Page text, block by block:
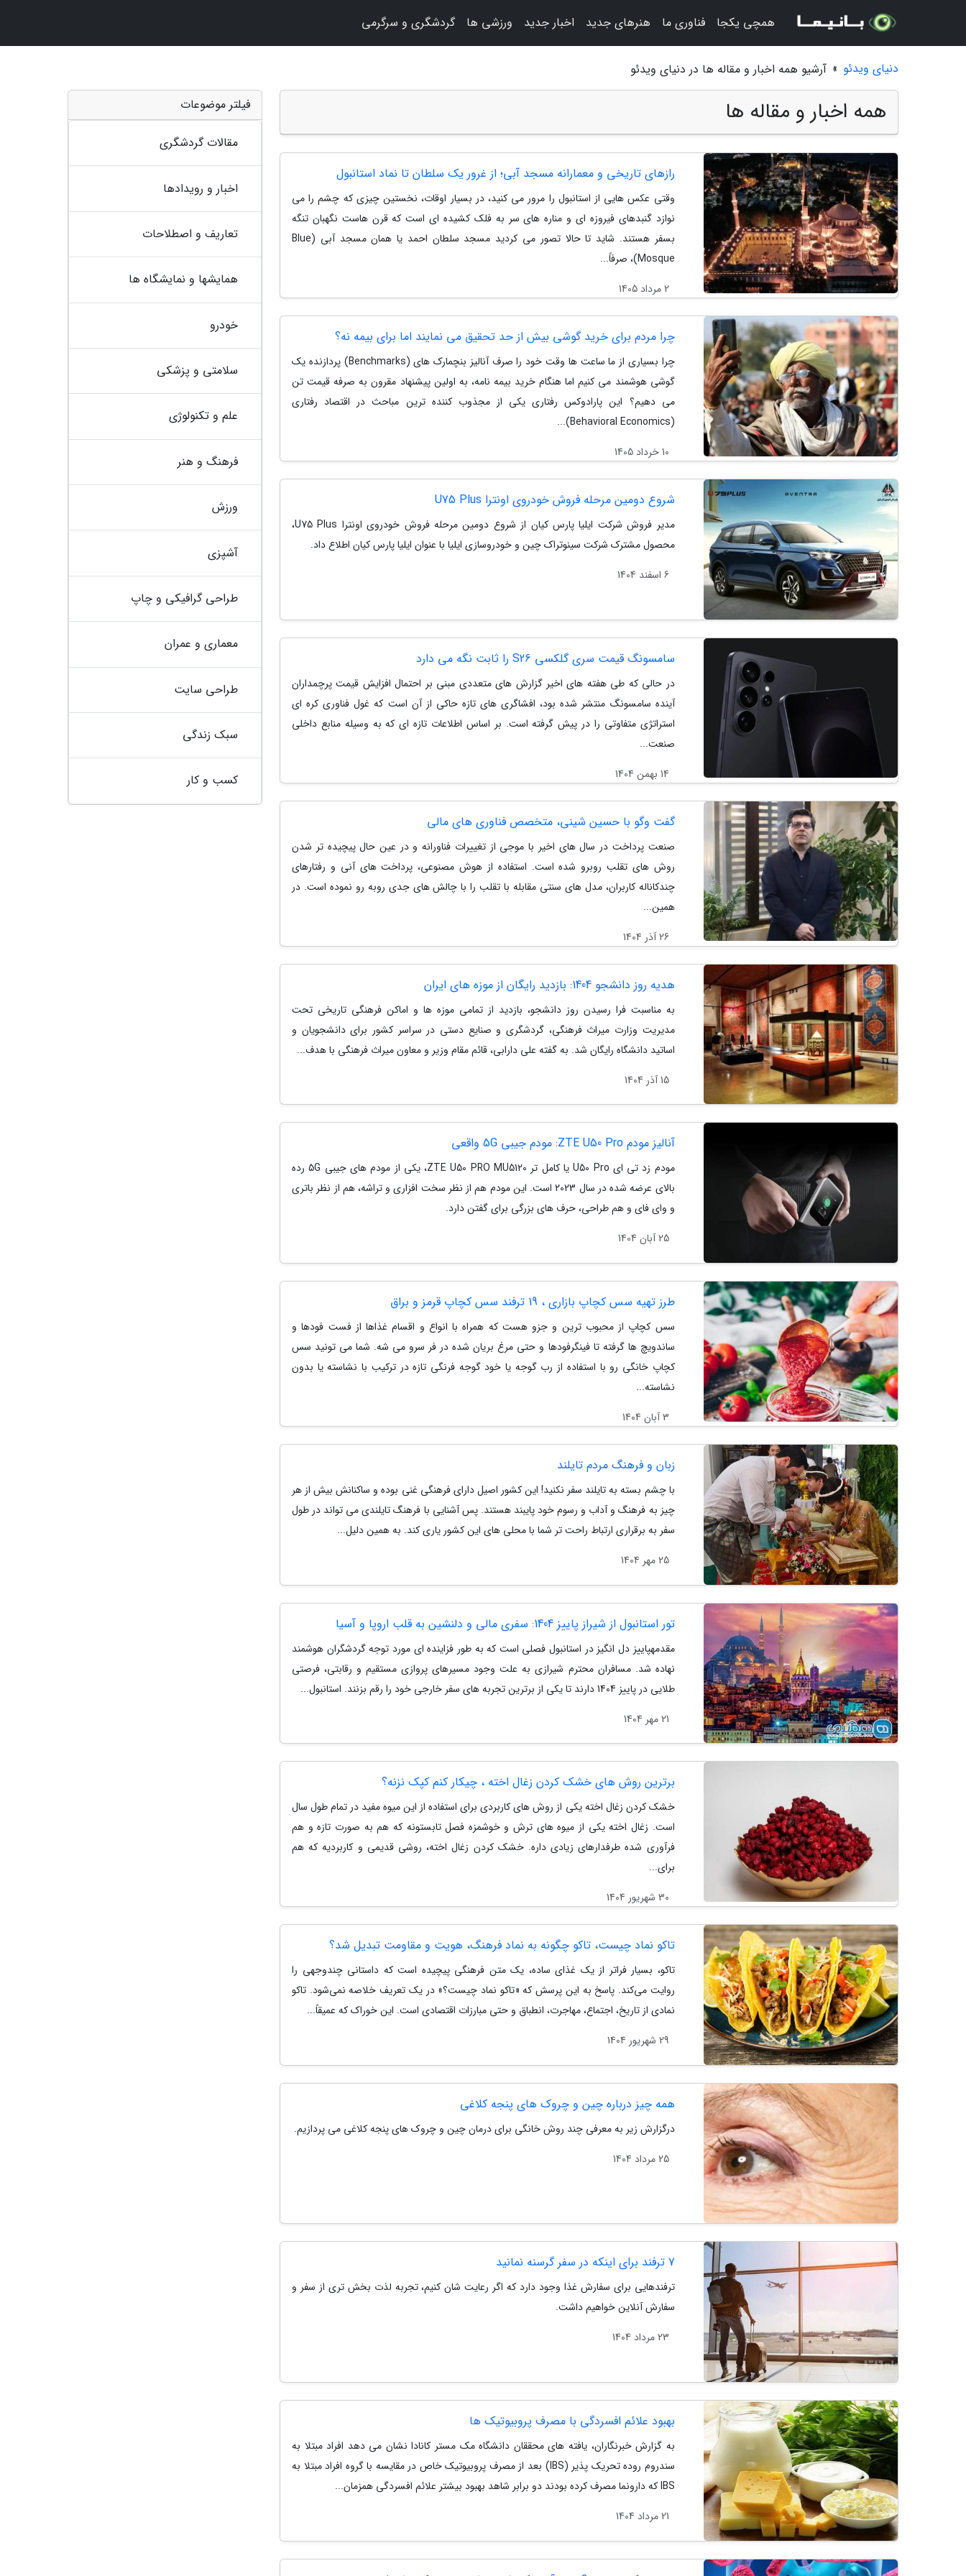
دنیای ویدئو » آرشیو همه اخبار و مقاله ها در دنیای ویدئو
همه اخبار و مقاله ها
رازهای تاریخی و معمارانه مسجد آبی؛ از غرور یک سلطان تا نماد استانبول
وقتی عکس هایی از استانبول را مرور می کنید، در بسیار اوقات، نخستین چیزی که چشم را می
نوازد گنبدهای فیروزه ای و مناره های سر به فلک کشیده ای است که قرن هاست نگهبان تنگه
بسفر هستند. شاید تا حالا تصور می کردید مسجد سلطان احمد یا همان مسجد آبی (Blue
Mosque)، صرفاً...
2 مرداد 1405
چرا مردم برای خرید گوشی بیش از حد تحقیق می نمایند اما برای بیمه نه؟
چرا بسیاری از ما ساعت ها وقت خود را صرف آنالیز بنچمارک های (Benchmarks) پردازنده یک
گوشی هوشمند می کنیم اما هنگام خرید بیمه نامه، به اولین پیشنهاد مقرون به صرفه قیمت تن
می دهیم؟ این پارادوکس رفتاری یکی از مجذوب کننده ترین مباحث در اقتصاد رفتاری
(Behavioral Economics)...
10 خرداد 1405
شروع دومین مرحله فروش خودروی اونترا U75 Plus
مدیر فروش شرکت ایلیا پارس کیان از شروع دومین مرحله فروش خودروی اونترا U75 Plus،
محصول مشترک شرکت سینوتراک چین و خودروسازی ایلیا با عنوان ایلیا پارس کیان اطلاع داد.
6 اسفند 1404
سامسونگ قیمت سری گلکسی S26 را ثابت نگه می دارد
در حالی که طی هفته های اخیر گزارش های متعددی مبنی بر احتمال افزایش قیمت پرچمداران
آینده سامسونگ منتشر شده بود، افشاگری های تازه حاکی از آن است که غول فناوری کره ای
استراتژی متفاوتی را در پیش گرفته است. بر اساس اطلاعات تازه ای که به وسیله منابع داخلی
صنعت...
14 بهمن 1404
گفت وگو با حسین شینی، متخصص فناوری های مالی
صنعت پرداخت در سال های اخیر با موجی از تغییرات فناورانه و در عین حال پیچیده تر شدن
روش های تقلب روبرو شده است. استفاده از هوش مصنوعی، پرداخت های آنی و رفتارهای
چندکاناله کاربران، مدل های سنتی مقابله با تقلب را با چالش های جدی روبه رو نموده است. در
همین...
26 آذر 1404
هدیه روز دانشجو 1404: بازدید رایگان از موزه های ایران
به مناسبت فرا رسیدن روز دانشجو، بازدید از تمامی موزه ها و اماکن فرهنگی تاریخی تحت
مدیریت وزارت میراث فرهنگی، گردشگری و صنایع دستی در سراسر کشور برای دانشجویان و
اساتید دانشگاه رایگان شد. به گفته علی دارابی، قائم مقام وزیر و معاون میراث فرهنگی با هدف...
15 آذر 1404
آنالیز مودم ZTE U50 Pro: مودم جیبی 5G واقعی
مودم زد تی ای U50 Pro یا کامل تر ZTE U50 PRO MU5120، یکی از مودم های جیبی 5G رده
بالای عرضه شده در سال 2023 است. این مودم هم از نظر سخت افزاری و تراشه، هم از نظر باتری
و وای فای و هم طراحی، حرف های بزرگی برای گفتن دارد.
25 آبان 1404
طرز تهیه سس کچاپ بازاری ، 19 ترفند سس کچاپ قرمز و براق
سس کچاپ از محبوب ترین و جزو هست که همراه با انواع و اقسام غذاها از فست فودها و
ساندویچ ها گرفته تا فینگرفودها و حتی مرغ بریان شده در فر سرو می شه. شما می تونید سس
کچاپ خانگی رو با استفاده از رب گوجه یا خود گوجه فرنگی تازه در ترکیب با نشاسته یا بدون
نشاسته...
3 آبان 1404
زبان و فرهنگ مردم تایلند
با چشم بسته به تایلند سفر نکنید! این کشور اصیل دارای فرهنگی غنی بوده و ساکنانش بیش از هر
چیز به فرهنگ و آداب و رسوم خود پایبند هستند. پس آشنایی با فرهنگ تایلندی می تواند در طول
سفر به برقراری ارتباط راحت تر شما با محلی های این کشور یاری کند. به همین دلیل...
25 مهر 1404
تور استانبول از شیراز پاییز 1404: سفری مالی و دلنشین به قلب اروپا و آسیا
مقدمهپاییز دل انگیز در استانبول فصلی است که به طور فزاینده ای مورد توجه گردشگران هوشمند
نهاده شد. مسافران محترم شیرازی به علت وجود مسیرهای پروازی مستقیم و رقابتی، فرصتی
طلایی در پاییز 1404 دارند تا یکی از برترین تجربه های سفر خارجی خود را رقم بزنند. استانبول...
21 مهر 1404
برترین روش های خشک کردن زغال اخته ، چیکار کنم کپک نزنه؟
خشک کردن زغال اخته یکی از روش های کاربردی برای استفاده از این میوه مفید در تمام طول سال
است. زغال اخته یکی از میوه های ترش و خوشمزه فصل تابستونه که هم به صورت تازه و هم
فرآوری شده طرفدارهای زیادی داره. خشک کردن زغال اخته، روشی قدیمی و کاربردیه که هم
برای...
30 شهریور 1404
تاکو نماد چیست، تاکو چگونه به نماد فرهنگ، هویت و مقاومت تبدیل شد؟
تاکو، بسیار فراتر از یک غذای ساده، یک متن فرهنگی پیچیده است که داستانی چندوجهی را
روایت می‌کند. پاسخ به این پرسش که «تاکو نماد چیست؟» در یک تعریف خلاصه نمی‌شود. تاکو
نمادی از تاریخ، اجتماع، مهاجرت، انطباق و حتی مبارزات اقتصادی است. این خوراک که عمیقاً...
29 شهریور 1404
همه چیز درباره چین و چروک های پنجه کلاغی
درگزارش زیر به معرفی چند روش خانگی برای درمان چین و چروک های پنجه کلاغی می پردازیم.
25 مرداد 1404
7 ترفند برای اینکه در سفر گرسنه نمانید
ترفندهایی برای سفارش غذا وجود دارد که اگر رعایت شان کنیم، تجربه لذت بخش تری از سفر و
سفارش آنلاین خواهیم داشت.
23 مرداد 1404
بهبود علائم افسردگی با مصرف پروبیوتیک ها
به گزارش خبرنگاران، یافته های محققان دانشگاه مک مستر کانادا نشان می دهد افراد مبتلا به
سندروم روده تحریک پذیر (IBS) بعد از مصرف پروبیوتیک خاص در مقایسه با گروه افراد مبتلا به
IBS که دارونما مصرف کرده بودند دو برابر شاهد بهبود بیشتر علائم افسردگی همزمان...
21 مرداد 1404
فیلتر موضوعات
مقالات گردشگری
اخبار و رویدادها
تعاریف و اصطلاحات
همایشها و نمایشگاه ها
خودرو
سلامتی و پزشکی
علم و تکنولوژی
فرهنگ و هنر
ورزش
آشپزی
طراحی گرافیکی و چاپ
معماری و عمران
طراحی سایت
سبک زندگی
کسب و کار
همچی یکجا فناوری ما هنرهای جدید اخبار جدید ورزشی ها گردشگری و سرگرمی